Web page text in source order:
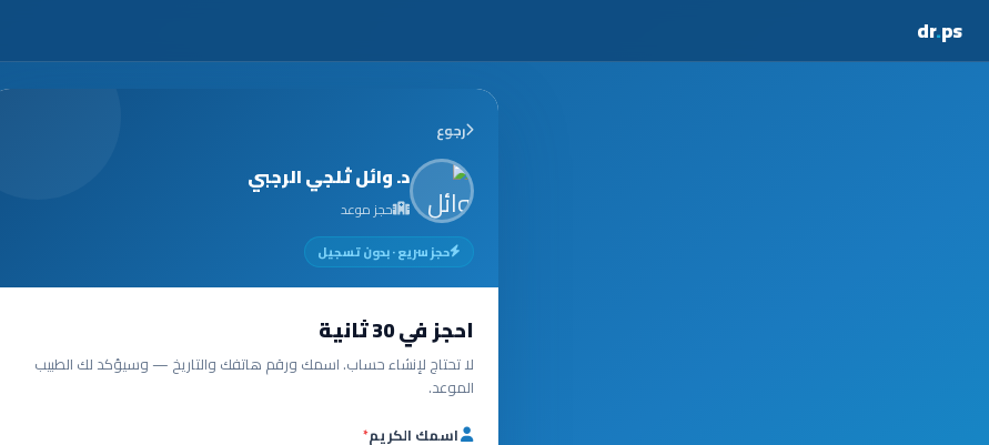
dr.ps
رجوع
د. وائل ثلجي الرجبي
حجز موعد
حجز سريع · بدون تسجيل
احجز في 30 ثانية
لا تحتاج لإنشاء حساب. اسمك ورقم هاتفك والتاريخ — وسيؤكد لك الطبيب
الموعد.
اسمك الكريم*